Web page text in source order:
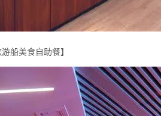
船美食自助餐】